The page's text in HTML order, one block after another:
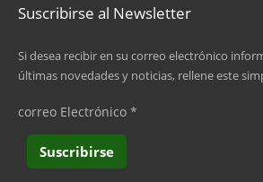
Suscribirse al Newsletter
Si desea recibir en su correo electrónico
últimas novedades y noticias, rellene este
correo Electrónico *